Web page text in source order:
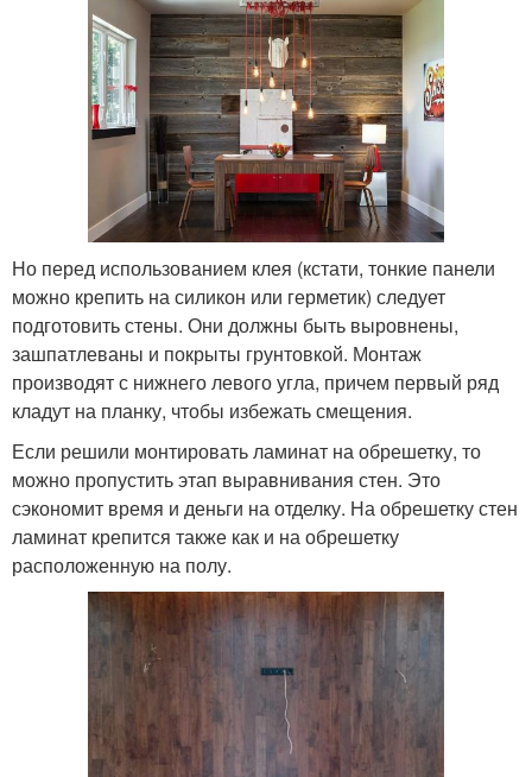
Но перед использованием клея (кстати, тонкие панели
можно крепить на силикон или герметик) следует
подготовить стены. Они должны быть выровнены,
зашпатлеваны и покрыты грунтовкой. Монтаж
производят с нижнего левого угла, причем первый ряд
кладут на планку, чтобы избежать смещения.
Если решили монтировать ламинат на обрешетку, то
можно пропустить этап выравнивания стен. Это
сэкономит время и деньги на отделку. На обрешетку стен
ламинат крепится также как и на обрешетку
расположенную на полу.